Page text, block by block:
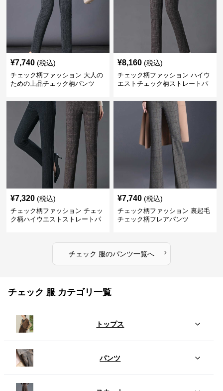
¥7,740 (税込)
チェック柄ファッション 大人の
ための上品チェック柄パンツ
¥8,160 (税込)
チェック柄ファッション ハイウ
エストチェック柄ストレートパ
¥7,320 (税込)
チェック柄ファッション チェッ
ク柄ハイウエストストレートパ
¥7,740 (税込)
チェック柄ファッション 裏起毛
チェック柄フレアパンツ
チェック 服のパンツ一覧へ ›
チェック 服 カテゴリ一覧
トップス
パンツ